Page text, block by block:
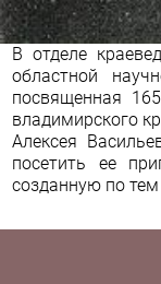
В отделе
областной
посвященная
владимирского
Алексея
посетить ее
созданную по